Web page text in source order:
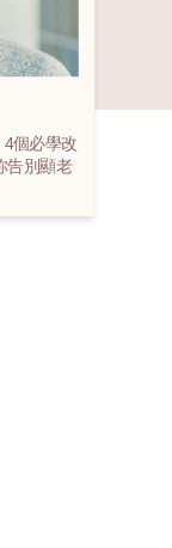
個必學改
告別顯老